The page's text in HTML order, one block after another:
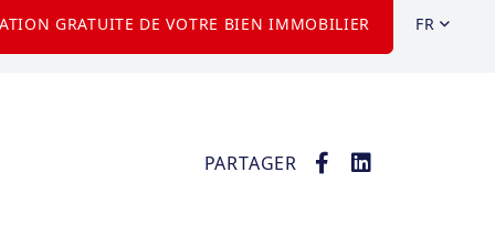
GRATUITE DE VOTRE BIEN IMMOBILIER FR
PARTAGER